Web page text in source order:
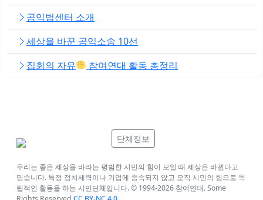
공익법센터 소개
세상을 바꾼 공익소송 10선
집회의 자유
참여연대 활동 총정리
단체정보
우리는 좋은 세상을 바라는 평범한 시민의 힘이 모일 때 세상은 바뀐다고
믿습니다. 특정 정치세력이나 기업에 종속되지 않고 오직 시민의 힘으로 독
립적인 활동을 하는 시민단체입니다. © 1994-2026 참여연대. Some